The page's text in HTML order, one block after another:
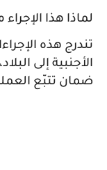
لماذا هذا
تندرج هذه
الأجنبية إلى
ضمان تتبّع